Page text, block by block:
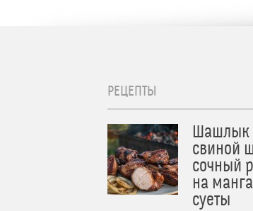
РЕЦЕПТЫ
Шашлык
свиной
сочный
на
суеты